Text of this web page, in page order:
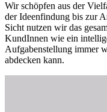
Wir schöpfen aus der
der Ideenfindung bis zur
Sicht nutzen wir das
KundInnen wie ein
Aufgabenstellung immer
abdecken kann.